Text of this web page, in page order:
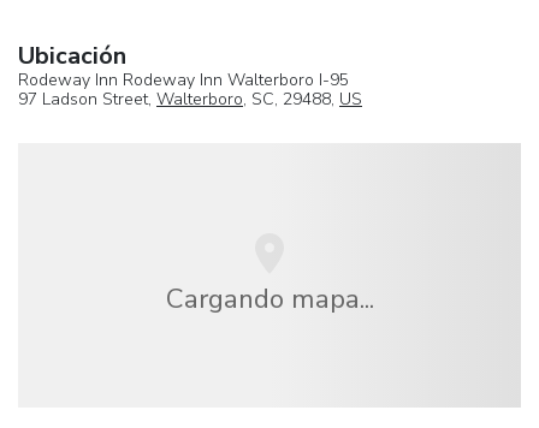
Ubicación
Rodeway Inn Rodeway Inn Walterboro I-95
97 Ladson Street, Walterboro, SC, 29488, US
Cargando mapa...